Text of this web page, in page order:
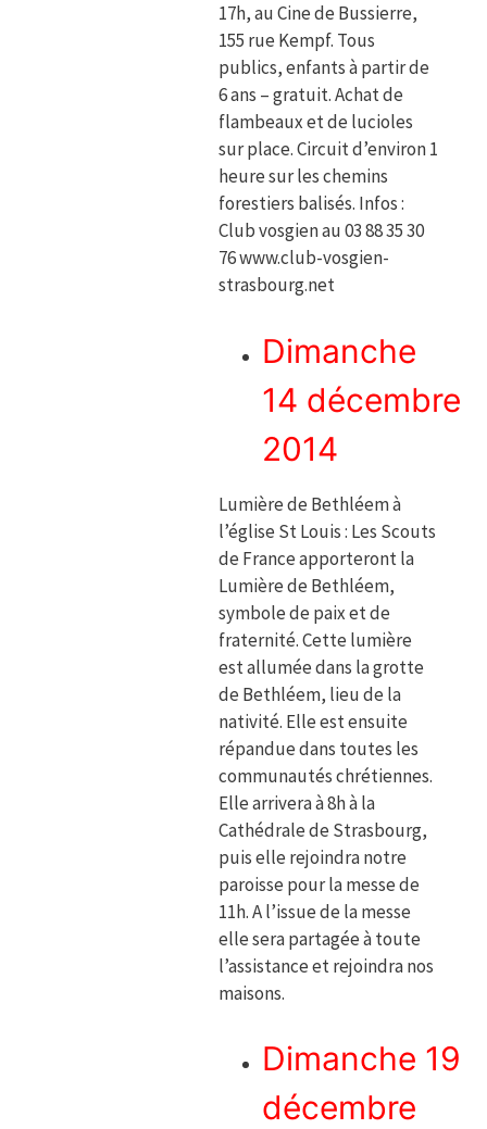
17h, au Cine de Bussierre,
155 rue Kempf. Tous
publics, enfants à partir de
6 ans – gratuit. Achat de
flambeaux et de lucioles
sur place. Circuit d’environ 1
heure sur les chemins
forestiers balisés. Infos :
Club vosgien au 03 88 35 30
76 www.club-vosgien-
strasbourg.net
Dimanche
14 décembre
2014
Lumière de Bethléem à
l’église St Louis : Les Scouts
de France apporteront la
Lumière de Bethléem,
symbole de paix et de
fraternité. Cette lumière
est allumée dans la grotte
de Bethléem, lieu de la
nativité. Elle est ensuite
répandue dans toutes les
communautés chrétiennes.
Elle arrivera à 8h à la
Cathédrale de Strasbourg,
puis elle rejoindra notre
paroisse pour la messe de
11h. A l’issue de la messe
elle sera partagée à toute
l’assistance et rejoindra nos
maisons.
Dimanche 19
décembre